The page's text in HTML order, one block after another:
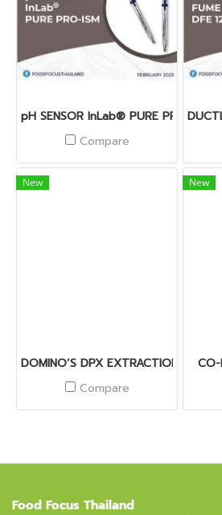
pH SENSOR InLab® PURE PRO-ISM
Compare
New
DOMINO’S DPX EXTRACTION
Compare
New
CO-
Food Focus Thailand